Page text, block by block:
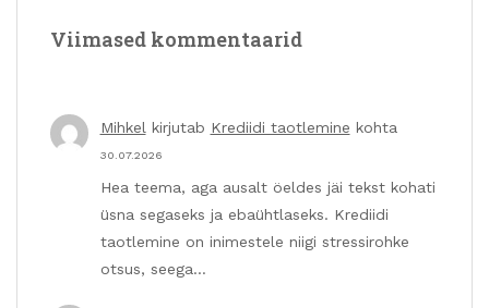
Viimased kommentaarid
Mihkelkirjutab Krediidi taotlemine kohta
30.07.2026
Hea teema, aga ausalt öeldes jäi tekst kohati
üsna segaseks ja ebaühtlaseks. Krediidi
taotlemine on inimestele niigi stressirohke
otsus, seega…